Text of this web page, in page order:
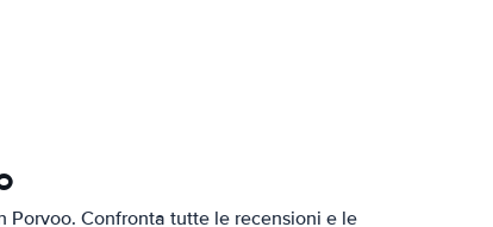
Confronta tutte le recensioni e le